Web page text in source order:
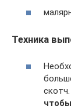
Техника